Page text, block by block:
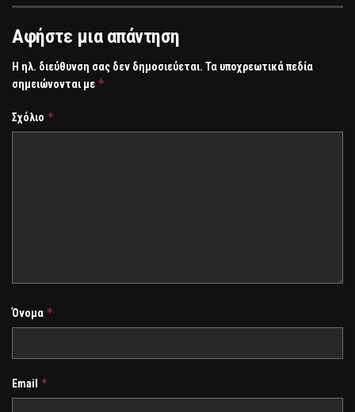
Αφήστε μια απάντηση
Η ηλ. διεύθυνση σας δεν δημοσιεύεται. Τα υποχρεωτικά πεδία
σημειώνονται με *
Σχόλιο *
Όνομα *
Email *